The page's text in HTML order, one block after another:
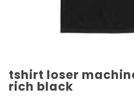
tshirt loser
rich black